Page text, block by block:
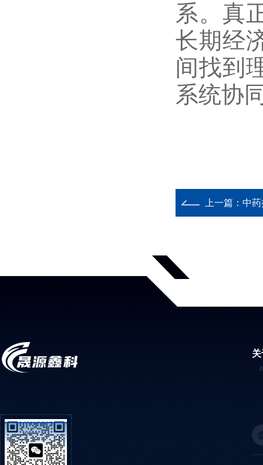
系。真
长期经
间找到
系统协
上一篇： 中